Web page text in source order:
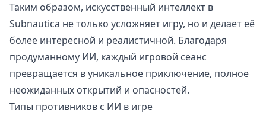
Таким образом, искусственный интеллект в
Subnautica не только усложняет игру, но и делает её
более интересной и реалистичной. Благодаря
продуманному ИИ, каждый игровой сеанс
превращается в уникальное приключение, полное
неожиданных открытий и опасностей.
Типы противников с ИИ в игре